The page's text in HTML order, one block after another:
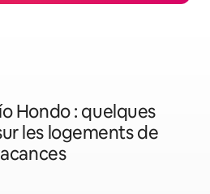
Hondo : quelques
les logements de